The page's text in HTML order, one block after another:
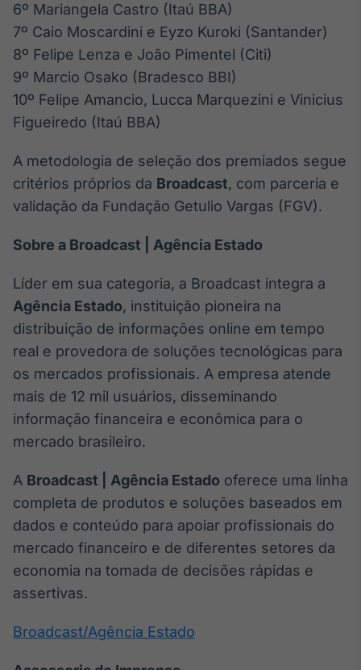
6º Mariangela Castro (Itaú BBA)
7º Caio Moscardini e Eyzo Kuroki (Santander)
8º Felipe Lenza e João Pimentel (Citi)
9º Marcio Osako (Bradesco BBI)
10º Felipe Amancio, Lucca Marquezini e Vinicius
Figueiredo (Itaú BBA)
A metodologia de seleção dos premiados segue
critérios próprios da Broadcast, com parceria e
validação da Fundação Getulio Vargas (FGV).
Sobre a Broadcast | Agência Estado
Líder em sua categoria, a Broadcast integra a
Agência Estado, instituição pioneira na
distribuição de informações online em tempo
real e provedora de soluções tecnológicas para
os mercados profissionais. A empresa atende
mais de 12 mil usuários, disseminando
informação financeira e econômica para o
mercado brasileiro.
A Broadcast | Agência Estado oferece uma linha
completa de produtos e soluções baseados em
dados e conteúdo para apoiar profissionais do
mercado financeiro e de diferentes setores da
economia na tomada de decisões rápidas e
assertivas.
Broadcast/Agência Estado